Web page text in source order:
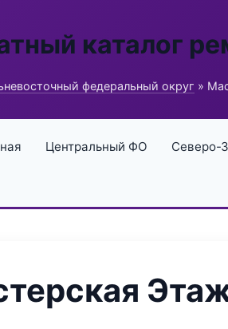
каталог
федеральный округ »
Центральный ФО Северо-